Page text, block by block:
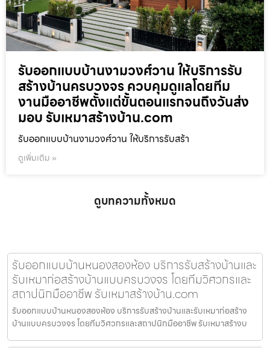
รับออกแบบบ้านงามวงศ์วาน ให้บริการรับ
สร้างบ้านครบวงจร ควบคุมดูแลโดยทีม
งานมืออาชีพตั้งแต่ขั้นตอนแรกจนถึงวันส่ง
มอบ รับเหมาสร้างบ้าน.com
รับออกแบบบ้านงามวงศ์วาน ให้บริการรับสร้า
ดูเพิ่มเติม »
ดูบทความทั้งหมด
รับออกแบบบ้านหนองสองห้อง บริการรับสร้างบ้านและ
รับเหมาก่อสร้างบ้านแบบครบวงจร โดยทีมวิศวกรและ
สถาปนิกมืออาชีพ รับเหมาสร้างบ้าน.com
รับออกแบบบ้านหนองสองห้อง บริการรับสร้างบ้านและรับเหมาก่อสร้าง
บ้านแบบครบวงจร โดยทีมวิศวกรและสถาปนิกมืออาชีพ รับเหมาสร้างบ